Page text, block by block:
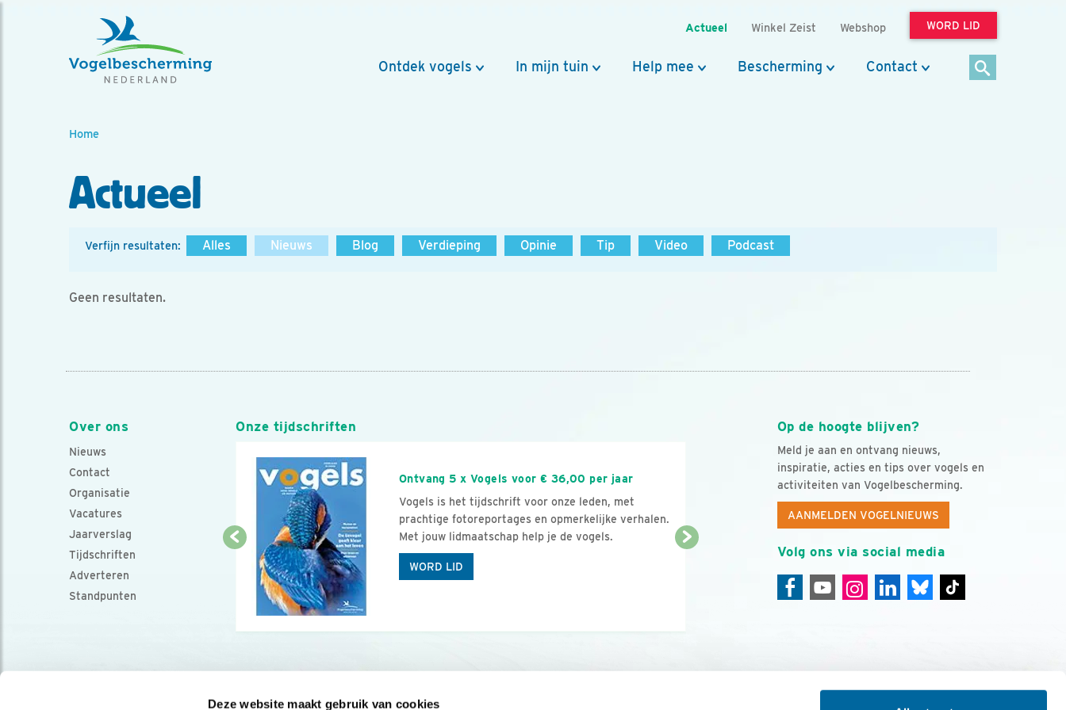
Deze website maakt gebruik van cookies
Actueel Winkel Zeist Webshop WORD LID
Ontdek vogels In mijn tuin Help mee Bescherming Contact
Home
Actueel
Verfijn resultaten: Alles Nieuws Blog Verdieping Opinie Tip Video Podcast
Geen resultaten.
Over ons
Nieuws
Contact
Organisatie
Vacatures
Jaarverslag
Tijdschriften
Adverteren
Standpunten
Op de hoogte blijven?
Meld je aan en ontvang nieuws,
inspiratie, acties en tips over vogels en
activiteiten van Vogelbescherming.
AANMELDEN VOGELNIEUWS
Volg ons via social media
Onze tijdschriften
Ontvang 5 x Vogels voor € 36,00 per jaar
Vogels is het tijdschrift voor onze leden, met
prachtige fotoreportages en opmerkelijke verhalen.
Met jouw lidmaatschap help je de vogels.
WORD LID